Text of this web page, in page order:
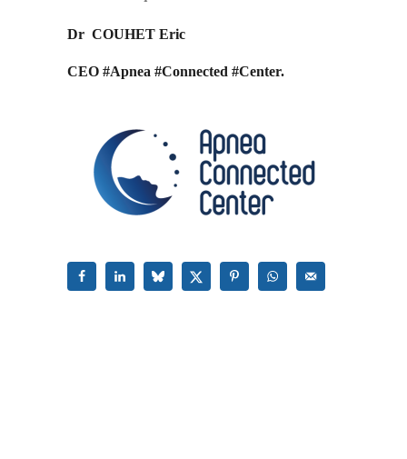
Dr COUHET Eric
CEO #Apnea #Connected #Center.